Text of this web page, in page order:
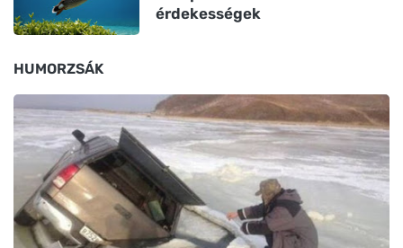
érdekességek
HUMORZSÁK